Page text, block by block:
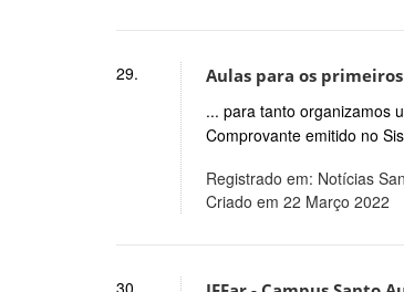
Aulas para os
... para tanto organizamos
Comprovante emitido no
Registrado em: Notícias
Criado em 22 Março 2022
29.